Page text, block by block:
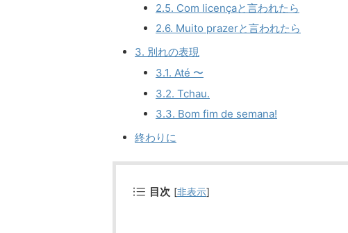
2.5. Com licençaと言われたら
2.6. Muito prazerと言われたら
3. 別れの表現
3.1. Até 〜
3.2. Tchau.
3.3. Bom fim de semana!
終わりに
目次 [非表示]